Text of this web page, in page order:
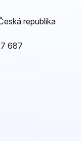
republika
687